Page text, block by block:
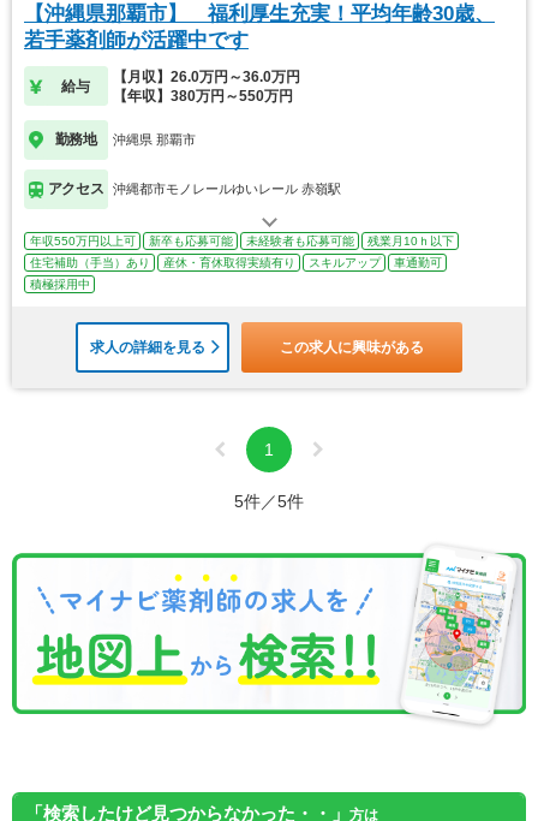
【沖縄県那覇市】 福利厚生充実！平均年齢30歳、
若手薬剤師が活躍中です
給与
【月収】26.0万円～36.0万円
【年収】380万円～550万円
勤務地 沖縄県 那覇市
アクセス 沖縄都市モノレールゆいレール 赤嶺駅
年収550万円以上可 新卒も応募可能 未経験者も応募可能
残業月10ｈ以下
住宅補助（手当）あり
産休・育休取得実績有り スキルアップ
車通勤可
積極採用中
求人の詳細を見る この求人に興味がある
1
5件／5件
「検索したけど見つからなかった・・」 方は